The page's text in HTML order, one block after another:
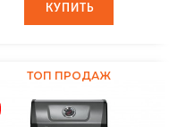
КУПИТЬ
КУПИТЬ
ТОП ПРОДАЖ